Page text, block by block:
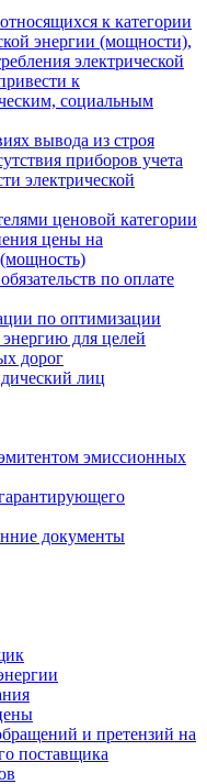
к категории
энергии (мощности),
электрической
к
социальным
вывода из строя
приборов учета
электрической
ценовой категории
цены на
по оплате
по оптимизации
энергию для целей
дорог
лиц
эмиссионных
документы
и претензий на
поставщика